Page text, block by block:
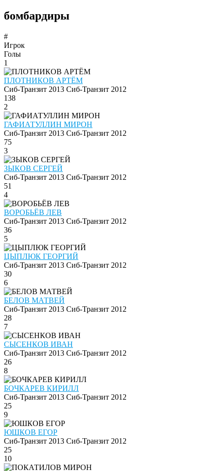
бомбардиры
#
Игрок
Голы
1
ПЛОТНИКОВ АРТЁМ
Сиб-Транзит 2013 Сиб-Транзит 2012
138
2
ГАФИАТУЛЛИН МИРОН
Сиб-Транзит 2013 Сиб-Транзит 2012
75
3
ЗЫКОВ СЕРГЕЙ
Сиб-Транзит 2013 Сиб-Транзит 2012
51
4
ВОРОБЬЁВ ЛЕВ
Сиб-Транзит 2013 Сиб-Транзит 2012
36
5
ЦЫПЛЮК ГЕОРГИЙ
Сиб-Транзит 2013 Сиб-Транзит 2012
30
6
БЕЛОВ МАТВЕЙ
Сиб-Транзит 2013 Сиб-Транзит 2012
28
7
СЫСЕНКОВ ИВАН
Сиб-Транзит 2013 Сиб-Транзит 2012
26
8
БОЧКАРЕВ КИРИЛЛ
Сиб-Транзит 2013 Сиб-Транзит 2012
25
9
ЮШКОВ ЕГОР
Сиб-Транзит 2013 Сиб-Транзит 2012
25
10